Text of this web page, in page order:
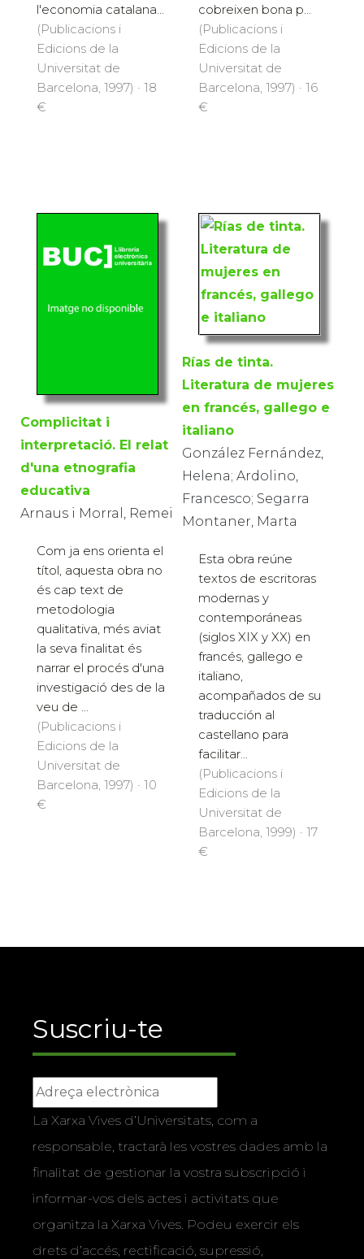
l'economia catalana...
(Publicacions i
Edicions de la
Universitat de
Barcelona, 1997) · 18
€
cobreixen bona p...
(Publicacions i
Edicions de la
Universitat de
Barcelona, 1997) · 16
€
Complicitat i
interpretació. El relat
d'una etnografia
educativa
Arnaus i Morral, Remei
Com ja ens orienta el
títol, aquesta obra no
és cap text de
metodologia
qualitativa, més aviat
la seva finalitat és
narrar el procés d'una
investigació des de la
veu de ...
(Publicacions i
Edicions de la
Universitat de
Barcelona, 1997) · 10
€
Rías de tinta.
Literatura de mujeres
en francés, gallego e
italiano
González Fernández,
Helena; Ardolino,
Francesco; Segarra
Montaner, Marta
Esta obra reúne
textos de escritoras
modernas y
contemporáneas
(siglos XIX y XX) en
francés, gallego e
italiano,
acompañados de su
traducción al
castellano para
facilitar...
(Publicacions i
Edicions de la
Universitat de
Barcelona, 1999) · 17
€
Suscriu-te
La Xarxa Vives d’Universitats, com a
responsable, tractarà les vostres dades amb la
finalitat de gestionar la vostra subscripció i
informar-vos dels actes i activitats que
organitza la Xarxa Vives. Podeu exercir els
drets d’accés, rectificació, supressió,